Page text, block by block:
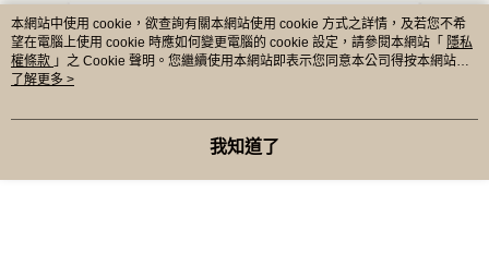
本網站中使用 cookie，欲查詢有關本網站使用 cookie 方式之詳情，及若您不希
望在電腦上使用 cookie 時應如何變更電腦的 cookie 設定，請參閱本網站「 隱私
權條款 」之 Cookie 聲明。您繼續使用本網站即表示您同意本公司得按本網站使
用條款之 Cookie 聲明使用 cookie。
了解更多 >
我知道了